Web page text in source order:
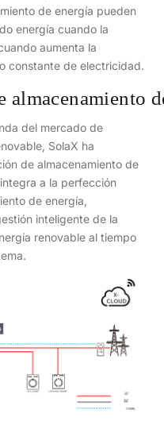
de energía pueden
energía cuando la
aumenta la
constante de electricidad.
almacenamiento
del mercado de
SolaX ha
de almacenamiento de
a la perfección
de energía,
inteligente de la
renovable al tiempo